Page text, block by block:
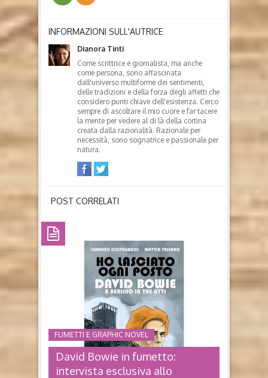
INFORMAZIONI SULL'AUTRICE
Dianora Tinti
Come scrittrice e giornalista, ma anche
come persona, sono affascinata
dall'universo multiforme dei sentimenti,
delle tradizioni e della forza degli affetti che
considero punti chiave dell'esistenza. Cerco
sempre di ascoltare il mio cuore e far tacere
la mente per vedere al di là della cortina
creata dalla razionalità. Razionale per
necessità, sono sognatrice e passionale per
natura.
POST CORRELATI
FUMETTI E GRAPHIC NOVEL
David Bowie in fumetto:
intervista esclusiva allo